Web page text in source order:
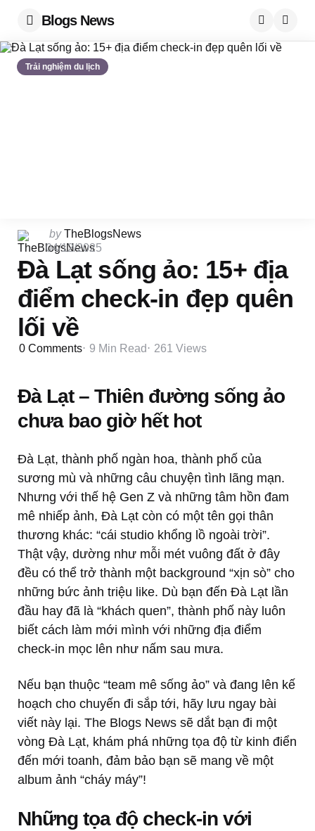
Blogs News
Trải nghiệm du lịch
Posted
by
by TheBlogsNews
04/12/2025
Đà Lạt sống ảo: 15+ địa
điểm check-in đẹp quên
lối về
0 Comments 9 Min Read 261 Views
Đà Lạt – Thiên đường sống ảo
chưa bao giờ hết hot
Đà Lạt, thành phố ngàn hoa, thành phố của
sương mù và những câu chuyện tình lãng mạn.
Nhưng với thế hệ Gen Z và những tâm hồn đam
mê nhiếp ảnh, Đà Lạt còn có một tên gọi thân
thương khác: “cái studio khổng lồ ngoài trời”.
Thật vậy, dường như mỗi mét vuông đất ở đây
đều có thể trở thành một background “xịn sò” cho
những bức ảnh triệu like. Dù bạn đến Đà Lạt lần
đầu hay đã là “khách quen”, thành phố này luôn
biết cách làm mới mình với những địa điểm
check-in mọc lên như nấm sau mưa.
Nếu bạn thuộc “team mê sống ảo” và đang lên kế
hoạch cho chuyến đi sắp tới, hãy lưu ngay bài
viết này lại. The Blogs News sẽ dắt bạn đi một
vòng Đà Lạt, khám phá những tọa độ từ kinh điển
đến mới toanh, đảm bảo bạn sẽ mang về một
album ảnh “cháy máy”!
Những tọa độ check-in với